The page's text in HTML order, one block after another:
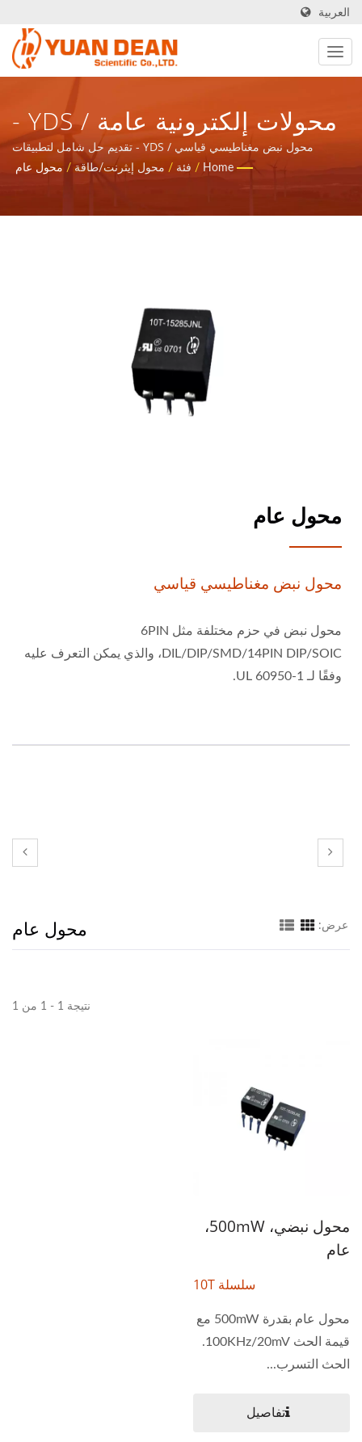
العربية
محولات إلكترونية عامة / YDS -
تقديم حل شامل لتطبيقات
الشبكات الاتصالية والمكونات
المغناطيسية ومنتجات الطاقة.
محول نبض مغناطيسي قياسي / YDS - تقديم حل شامل لتطبيقات
الشبكات الاتصالية والمكونات المغناطيسية ومنتجات الطاقة.
Home
/ فئة / محول إيثرنت/طاقة / محول عام
محول عام
محول نبض مغناطيسي قياسي
محول نبض في حزم مختلفة مثل 6PIN
DIL/DIP/SMD/14PIN DIP/SOIC، والذي يمكن التعرف عليه
وفقًا لـ UL 60950-1.
محول عام عرض:
نتيجة 1 - 1 من 1
محول نبضي، 500mW،
عام
سلسلة 10T
محول عام بقدرة 500mW مع
قيمة الحث 100KHz/20mV.
الحث التسرب...
تفاصيل